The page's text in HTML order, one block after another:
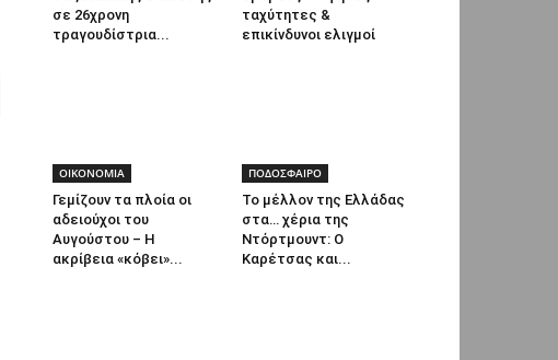
σε 26χρονη
τραγουδίστρια...
ταχύτητες &
επικίνδυνοι ελιγμοί
ΟΙΚΟΝΟΜΙΑ
Γεμίζουν τα πλοία οι
αδειούχοι του
Αυγούστου – Η
ακρίβεια «κόβει»...
ΠΟΔΟΣΦΑΙΡΟ
Το μέλλον της Ελλάδας
στα… χέρια της
Ντόρτμουντ: Ο
Καρέτσας και...